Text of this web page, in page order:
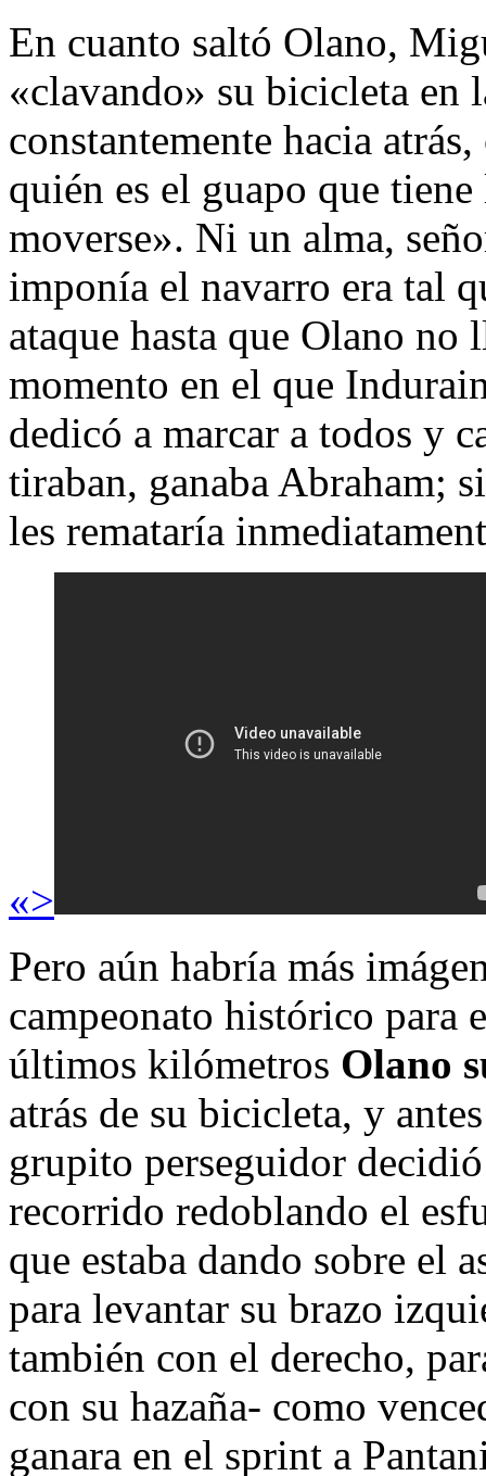
En cuanto saltó Olano,
«clavando» su bicicleta en
constantemente hacia
quién es el guapo que
moverse». Ni un alma,
imponía el navarro era tal
ataque hasta que Olano no
momento en el que
dedicó a marcar a todos y
tiraban, ganaba Abraham;
les remataría
«>
Pero aún habría más
campeonato histórico para
últimos kilómetros Olano
atrás de su bicicleta, y
grupito perseguidor
recorrido redoblando el
que estaba dando sobre el
para levantar su brazo
también con el derecho,
con su hazaña- como
ganara en el sprint a